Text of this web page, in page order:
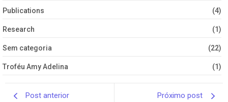
Publications (4)
Research (1)
Sem categoria (22)
Troféu Amy Adelina (1)
Post anterior Próximo post